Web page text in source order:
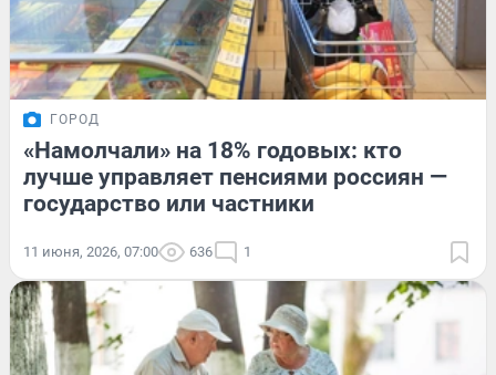
ГОРОД
«Намолчали» на 18% годовых: кто
лучше управляет пенсиями россиян —
государство или частники
11 июня, 2026, 07:00 636 1